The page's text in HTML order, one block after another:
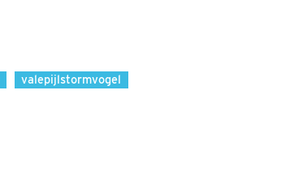
valepijlstormvogel